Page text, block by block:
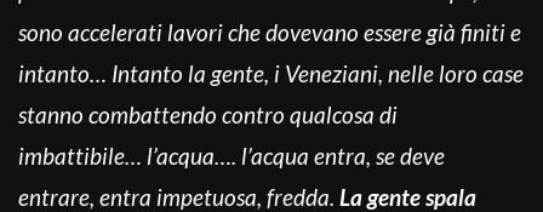
sono accelerati lavori che dovevano essere già finiti e
intanto… Intanto la gente, i Veneziani, nelle loro case
stanno combattendo contro qualcosa di
imbattibile… l’acqua…. l’acqua entra, se deve
entrare, entra impetuosa, fredda. La gente spala